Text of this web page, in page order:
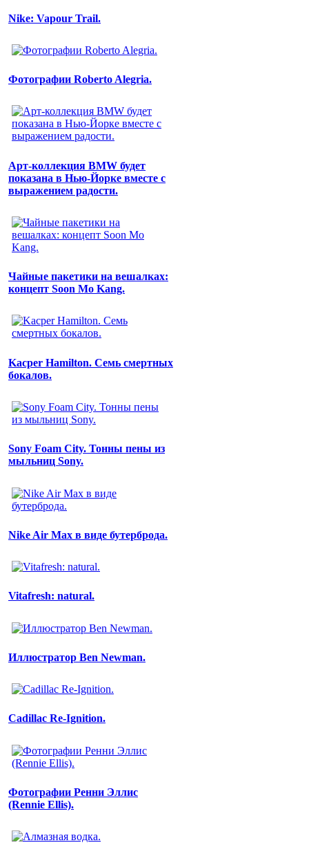
Nike: Vapour Trail.
Фотографии Roberto Alegria.
Арт-коллекция BMW будет
показана в Нью-Йорке вместе с
выражением радости.
Чайные пакетики на вешалках:
концепт Soon Mo Kang.
Kacper Hamilton. Семь смертных
бокалов.
Sony Foam City. Тонны пены из
мыльниц Sony.
Nike Air Max в виде бутерброда.
Vitafresh: natural.
Иллюстратор Ben Newman.
Cadillac Re-Ignition.
Фотографии Ренни Эллис
(Rennie Ellis).